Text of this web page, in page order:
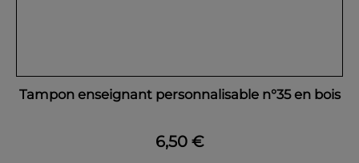
Tampon enseignant personnalisable n°35 en bois
6,50 €